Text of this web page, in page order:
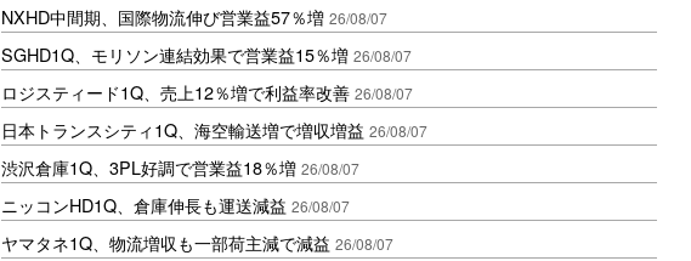
NXHD中間期、国際物流伸び営業益57％増 26/08/07
SGHD1Q、モリソン連結効果で営業益15％増 26/08/07
ロジスティード1Q、売上12％増で利益率改善 26/08/07
日本トランスシティ1Q、海空輸送増で増収増益 26/08/07
渋沢倉庫1Q、3PL好調で営業益18％増 26/08/07
ニッコンHD1Q、倉庫伸長も運送減益 26/08/07
ヤマタネ1Q、物流増収も一部荷主減で減益 26/08/07